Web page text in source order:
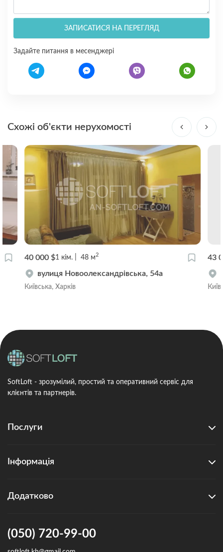
ЗАПИСАТИСЯ НА ПЕРЕГЛЯД
Задайте питання в месенджері
Схожі об'єкти нерухомості
40 000 $1 кім. 48 м2
вулиця Новоолександрівська, 54а
Київська, Харків
43
SoftLoft - зрозумілий, простий та оперативний сервіс для
клієнтів та партнерів.
Послуги
Інформація
Додатково
(050) 720-99-00